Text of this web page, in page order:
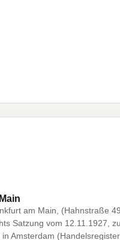
am Main, (Hahnstraße
Satzung vom 12.11.1927,
Amsterdam